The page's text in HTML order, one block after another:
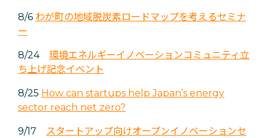
8/6 わが町の地域脱炭素ロードマップを考えるセミナ
ー
8/24 環境エネルギーイノベーションコミュニティ立
ち上げ記念イベント
8/25 How can startups help Japan’s energy
sector reach net zero?
9/17 スタートアップ向けオープンイノベーションセ